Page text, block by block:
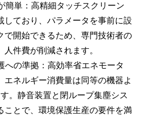
簡単：高精細タッチスクリーン
しており、パラメータを事前に設
で開始できるため、専門技術者の
件費が削減されます。
への準拠：高効率省エネモータ
エネルギー消費量は同等の機器よ
。静音装置と閉ループ集塵シス
ことで、環境保護生産の要件を満